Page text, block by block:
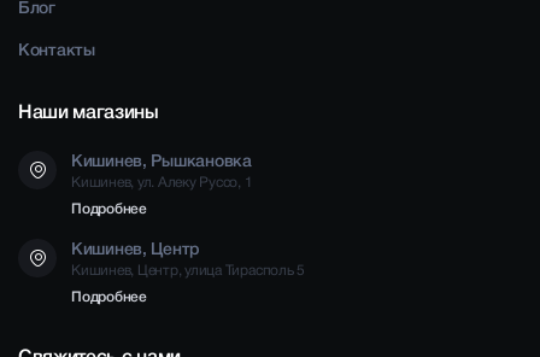
Блог
Контакты
Наши магазины
Кишинев, Рышкановка
Кишинев, ул. Алеку Руссо, 1
Подробнее
Кишинев, Центр
Кишинев, Центр, улица Тирасполь 5
Подробнее